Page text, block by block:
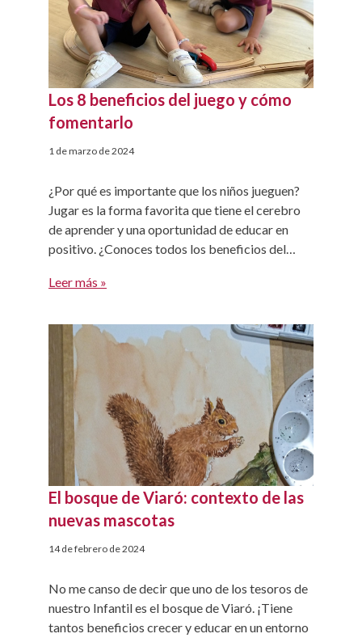
Los 8 beneficios del juego y cómo
fomentarlo
1 de marzo de 2024
¿Por qué es importante que los niños jueguen?
Jugar es la forma favorita que tiene el cerebro
de aprender y una oportunidad de educar en
positivo. ¿Conoces todos los beneficios del
socioemocionales. Durante el juego los niños
agradables y desagradables, en un contexto que
tienen […]
Leer más »
El bosque de Viaró: contexto de las
nuevas mascotas
14 de febrero de 2024
No me canso de decir que uno de los tesoros de
nuestro Infantil es el bosque de Viaró. ¡Tiene
tantos beneficios crecer y educar en un entorno